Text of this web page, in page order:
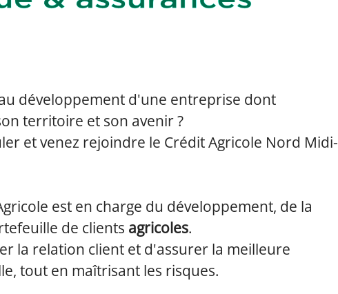
développement d'une entreprise dont
territoire et son avenir ?
et venez rejoindre le Crédit Agricole Nord Midi-
est en charge du développement, de la
de clients agricoles.
la relation client et d'assurer la meilleure
tout en maîtrisant les risques.